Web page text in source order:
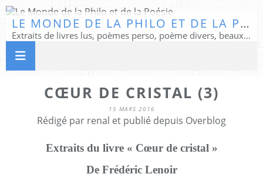
LE MONDE DE LA PHILO ET DE LA POÉSIE
Extraits de livres lus, poèmes perso, poème divers, beaux textes...
CŒUR DE CRISTAL (3)
15 MARS 2016
Rédigé par renal et publié depuis Overblog
Extraits du livre « Cœur de cristal »
De Frédéric Lenoir